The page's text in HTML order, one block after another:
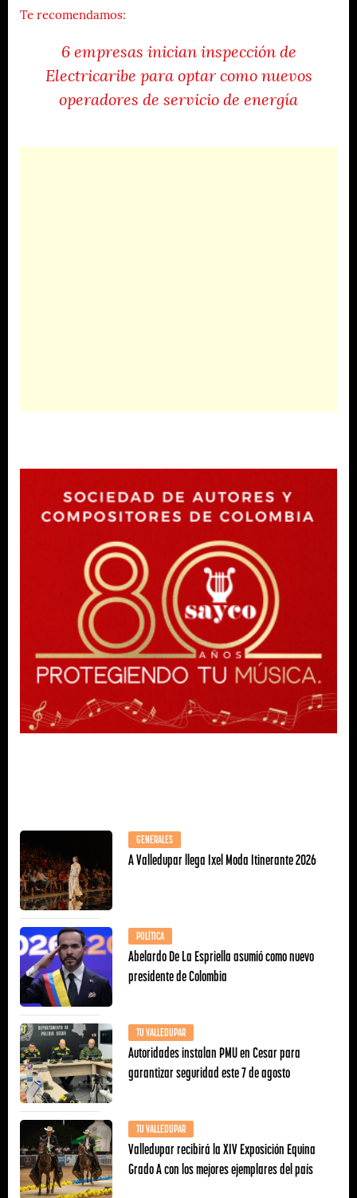
Te recomendamos:
6 empresas inician inspección de
Electricaribe para optar como nuevos
operadores de servicio de energía
GENERALES
A Valledupar llega Ixel Moda Itinerante 2026
POLÍTICA
Abelardo De La Espriella asumió como nuevo
presidente de Colombia
TU VALLEDUPAR
Autoridades instalan PMU en Cesar para
garantizar seguridad este 7 de agosto
TU VALLEDUPAR
Valledupar recibirá la XIV Exposición Equina
Grado A con los mejores ejemplares del país